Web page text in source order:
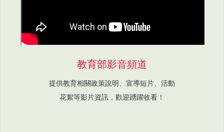
教育部影音頻道
提供教育相關政策說明、宣導短片、活動
花絮等影片資訊，歡迎踴躍收看！